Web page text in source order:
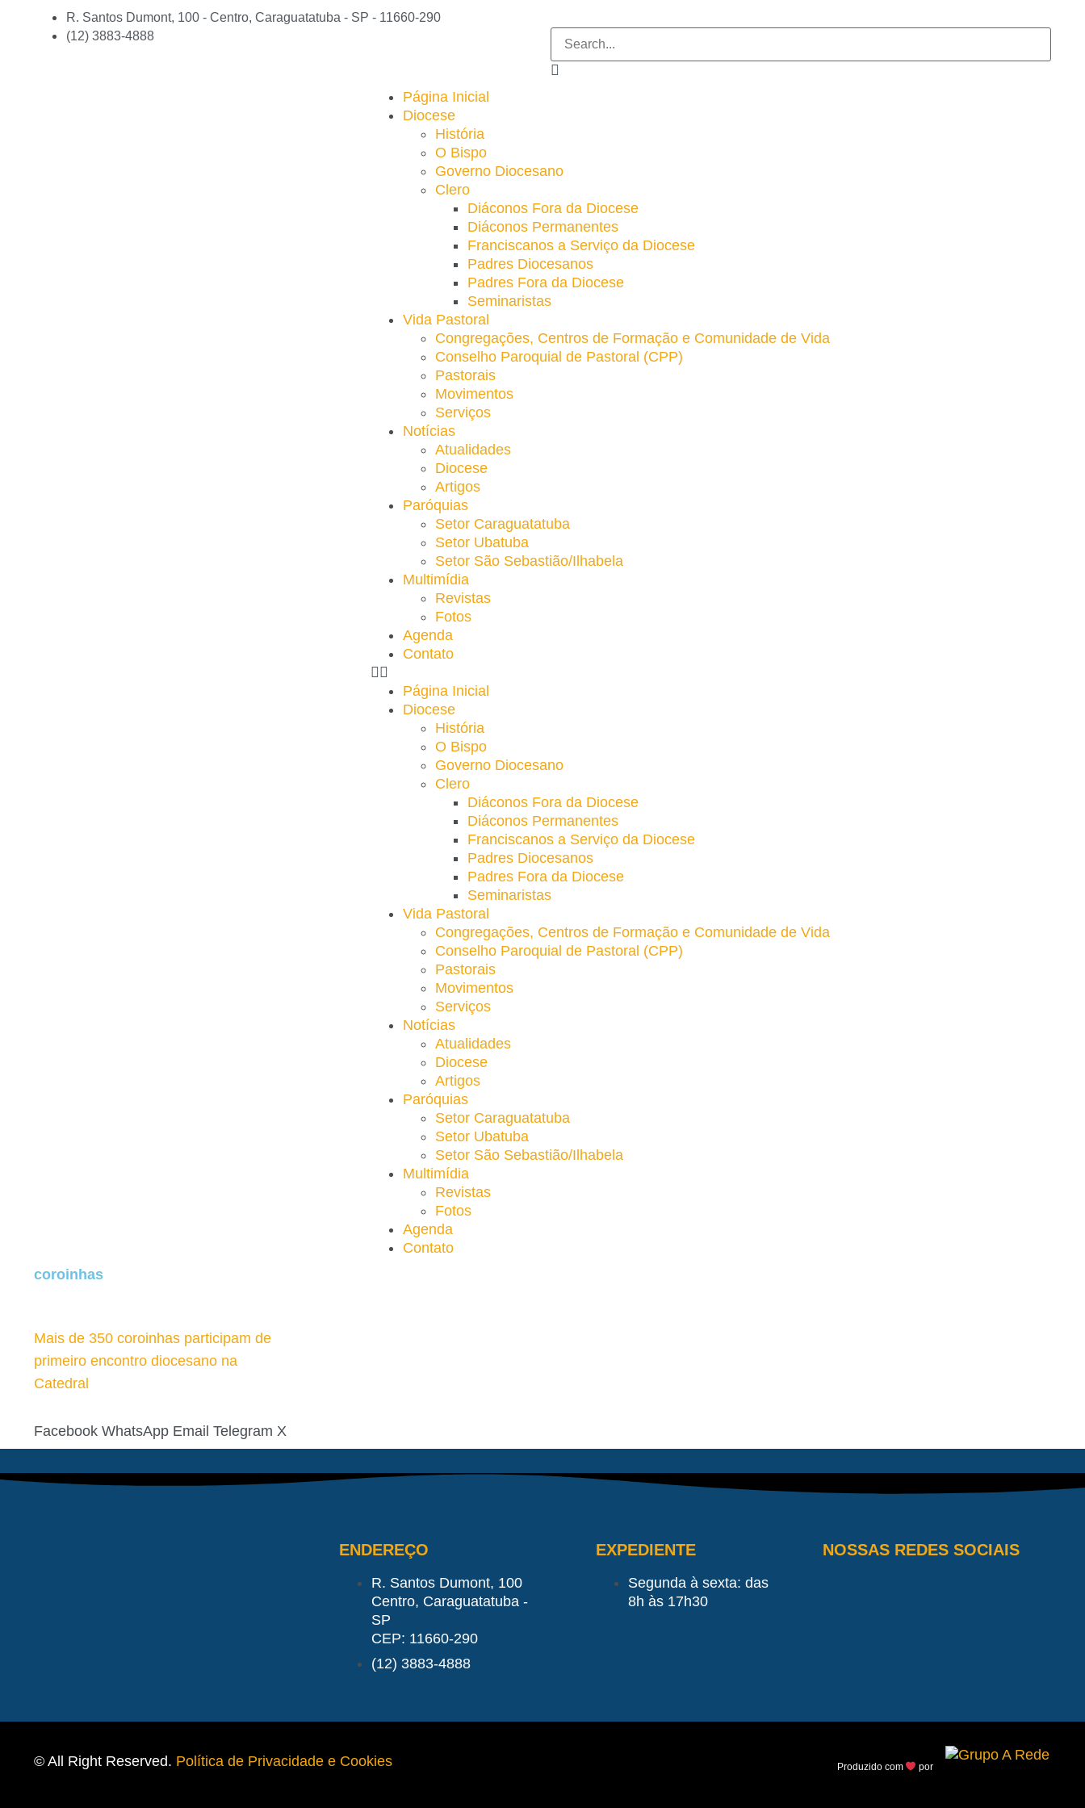
R. Santos Dumont, 100 - Centro, Caraguatatuba - SP - 11660-290
(12) 3883-4888
Página Inicial
Diocese
História
O Bispo
Governo Diocesano
Clero
Diáconos Fora da Diocese
Diáconos Permanentes
Franciscanos a Serviço da Diocese
Padres Diocesanos
Padres Fora da Diocese
Seminaristas
Vida Pastoral
Congregações, Centros de Formação e Comunidade de Vida
Conselho Paroquial de Pastoral (CPP)​
Pastorais
Movimentos
Serviços
Notícias
Atualidades
Diocese
Artigos
Paróquias
Setor Caraguatatuba
Setor Ubatuba
Setor São Sebastião/Ilhabela
Multimídia
Revistas
Fotos
Agenda
Contato
Página Inicial
Diocese
História
O Bispo
Governo Diocesano
Clero
Diáconos Fora da Diocese
Diáconos Permanentes
Franciscanos a Serviço da Diocese
Padres Diocesanos
Padres Fora da Diocese
Seminaristas
Vida Pastoral
Congregações, Centros de Formação e Comunidade de Vida
Conselho Paroquial de Pastoral (CPP)​
Pastorais
Movimentos
Serviços
Notícias
Atualidades
Diocese
Artigos
Paróquias
Setor Caraguatatuba
Setor Ubatuba
Setor São Sebastião/Ilhabela
Multimídia
Revistas
Fotos
Agenda
Contato
coroinhas
Mais de 350 coroinhas participam de
primeiro encontro diocesano na
Catedral
Facebook WhatsApp Email Telegram X
ENDEREÇO
R. Santos Dumont, 100
Centro, Caraguatatuba -
SP
CEP: 11660-290
(12) 3883-4888
EXPEDIENTE
Segunda à sexta: das
8h às 17h30
NOSSAS REDES SOCIAIS
© All Right Reserved. Política de Privacidade e Cookies Produzido com por